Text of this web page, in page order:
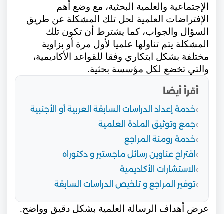
الإجتماعية والعلمية البحثية، مع وضع أهم
الإفتراضات العلمية لحل تلك المشكلة عن طريق
السؤال والجواب، كما يشترط أن تكون تلك
المشكلة يتم تناولها علميا لأول مرة أو بزاوية
مختلفة بشكل ابتكاري وفقا للقواعد الأكاديمية،
والتي تخضع لكل مؤسسة بحثية.
أقرأ أيضا
خدمة إعداد الدراسات السابقة العربية أو الأجنبية
جمع وتوثيق المادة العلمية
خدمة رومنة المراجع
اقتراح عناوين رسائل ماجستير و دكتوراه
الاستشارات الأكاديمية
توفير المراجع و تلخيص الدراسات السابقة
عرض أهداف الرسالة العلمية بشكل دقيق وواضح.